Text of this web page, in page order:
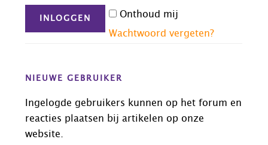
Onthoud mij
Wachtwoord vergeten?
NIEUWE GEBRUIKER
Ingelogde gebruikers kunnen op het forum en
reacties plaatsen bij artikelen op onze
website.